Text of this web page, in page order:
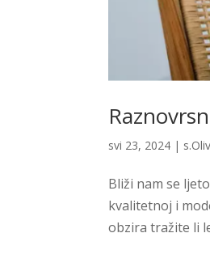
svi 23, 2024 |
Bliži nam se
kvalitetnoj i
obzira tražite li